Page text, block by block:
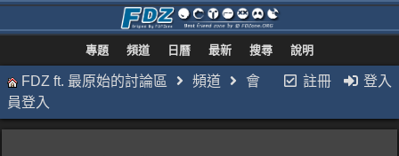
專題 頻道 日曆 最新 搜尋 說明
註冊 登入
FDZ ft. 最原始的討論區 頻道
會
員登入